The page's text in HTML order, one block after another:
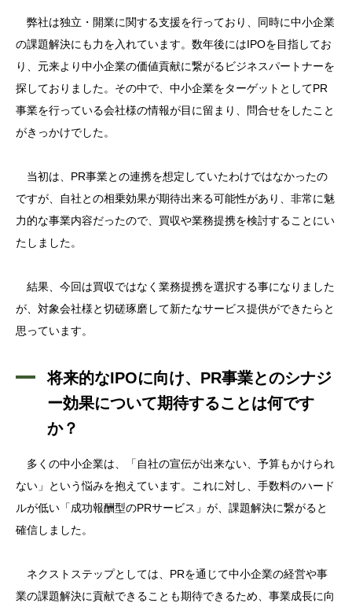
弊社は独立・開業に関する支援を行っており、同時に中小企業
の課題解決にも力を入れています。数年後にはIPOを目指してお
り、元来より中小企業の価値貢献に繋がるビジネスパートナーを
探しておりました。その中で、中小企業をターゲットとしてPR
事業を行っている会社様の情報が目に留まり、問合せをしたこと
がきっかけでした。
当初は、PR事業との連携を想定していたわけではなかったの
ですが、自社との相乗効果が期待出来る可能性があり、非常に魅
力的な事業内容だったので、買収や業務提携を検討することにい
たしました。
結果、今回は買収ではなく業務提携を選択する事になりました
が、対象会社様と切磋琢磨して新たなサービス提供ができたらと
思っています。
将来的なIPOに向け、PR事業とのシナジ
ー効果について期待することは何です
か？
多くの中小企業は、「自社の宣伝が出来ない、予算もかけられ
ない」という悩みを抱えています。これに対し、手数料のハード
ルが低い「成功報酬型のPRサービス」が、課題解決に繋がると
確信しました。
ネクストステップとしては、PRを通じて中小企業の経営や事
業の課題解決に貢献できることも期待できるため、事業成長に向